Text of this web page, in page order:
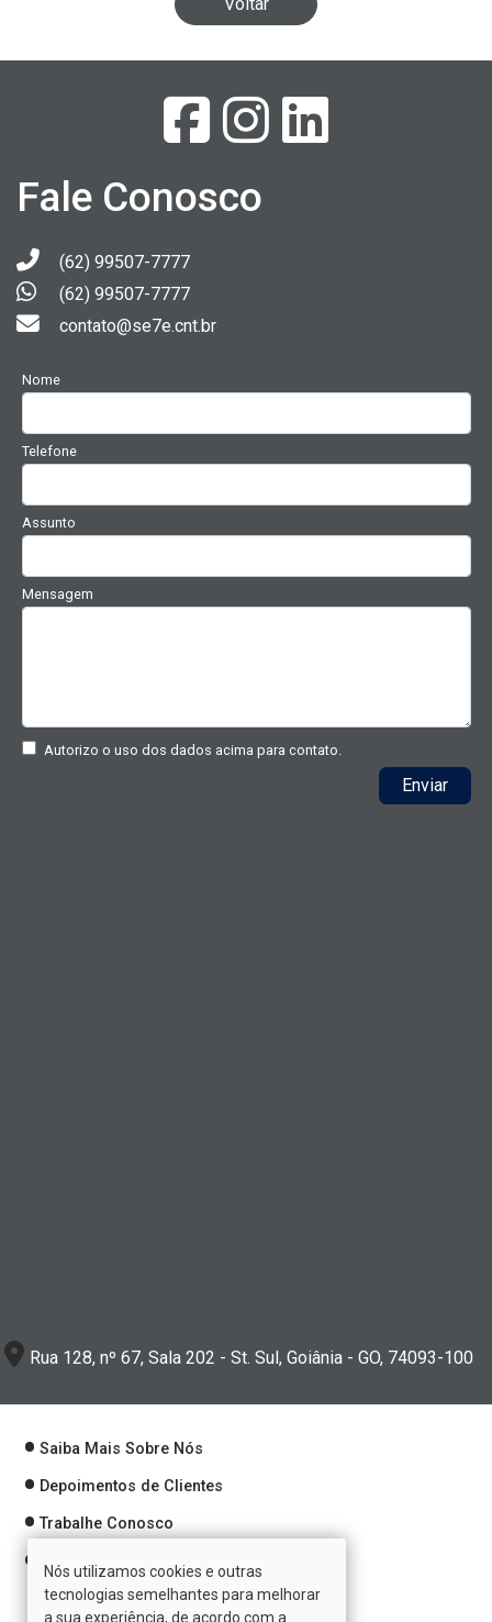
Fale Conosco
(62) 99507-7777
(62) 99507-7777
contato@se7e.cnt.br
Nome
Telefone
Assunto
Mensagem
Autorizo o uso dos dados acima para contato.
Enviar
Rua 128, nº 67, Sala 202 - St. Sul, Goiânia - GO, 74093-100
Saiba Mais Sobre Nós
Depoimentos de Clientes
Trabalhe Conosco
Política de Privacidade
Nós utilizamos cookies e outras
tecnologias semelhantes para melhorar
a sua experiência, de acordo com a